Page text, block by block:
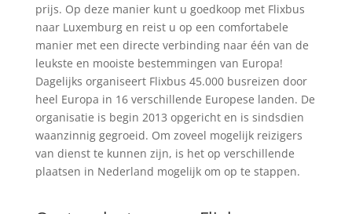
prijs. Op deze manier kunt u goedkoop met Flixbus
naar Luxemburg en reist u op een comfortabele
manier met een directe verbinding naar één van de
leukste en mooiste bestemmingen van Europa!
Dagelijks organiseert Flixbus 45.000 busreizen door
heel Europa in 16 verschillende Europese landen. De
organisatie is begin 2013 opgericht en is sindsdien
waanzinnig gegroeid. Om zoveel mogelijk reizigers
van dienst te kunnen zijn, is het op verschillende
plaatsen in Nederland mogelijk om op te stappen.